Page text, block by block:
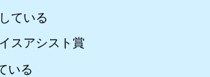
ている
スアシスト賞
いる